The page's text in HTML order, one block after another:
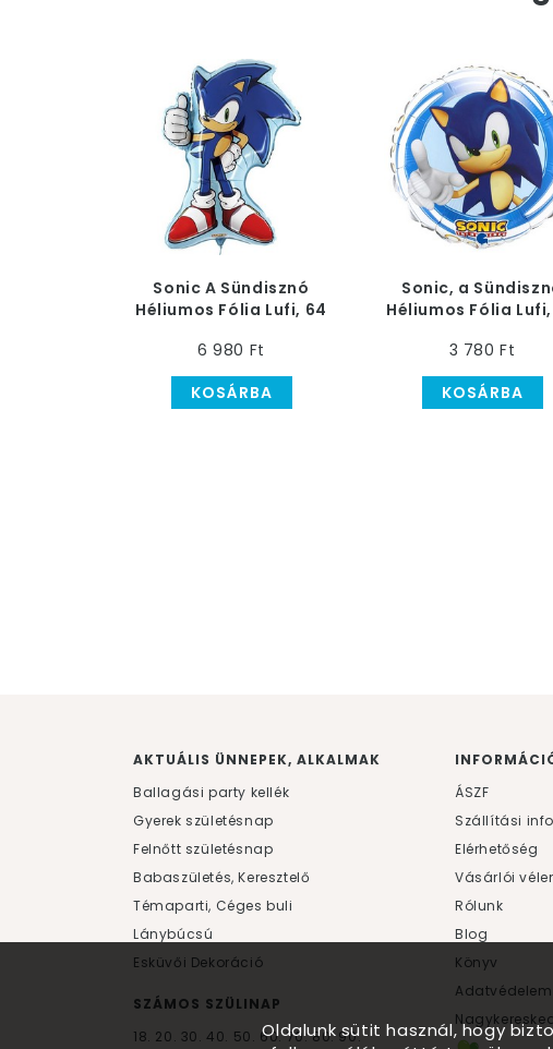
Sonic A Sündisznó
Héliumos Fólia Lufi, 64
6 980 Ft
KOSÁRBA
Sonic, a
Héliumos Fólia
3 780 Ft
KOSÁRBA
AKTUÁLIS ÜNNEPEK, ALKALMAK
Ballagási party kellék
Gyerek születésnap
Felnőtt születésnap
Babaszületés, Keresztelő
Témaparti, Céges buli
Lánybúcsú
Esküvői Dekoráció
SZÁMOS SZÜLINAP
18. 20. 30. 40. 50. 60.70.80.90.
ÁSZF
Szállítási
Elérhetőség
Vásárlói
Rólunk
Blog
Könyv
Adatvédelem
Oldalunk sütit használ, hogy